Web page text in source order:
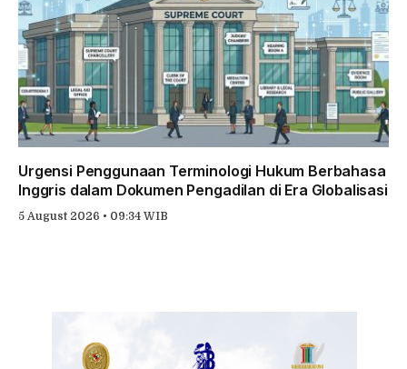
Urgensi Penggunaan Terminologi Hukum Berbahasa
Inggris dalam Dokumen Pengadilan di Era Globalisasi
5 August 2026 • 09:34 WIB